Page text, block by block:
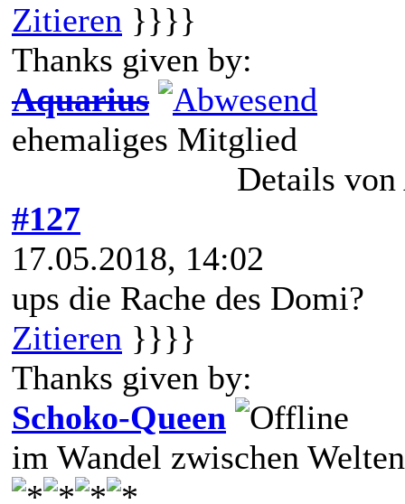
Zitieren }}}}
Thanks given by:
Aquarius
ehemaliges Mitglied
Details von
#127
17.05.2018, 14:02
ups die Rache des Domi?
Zitieren }}}}
Thanks given by:
Schoko-Queen
im Wandel zwischen Welten